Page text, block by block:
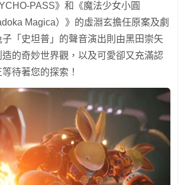
PASS》和《魔法少女小圓
Magica）》的虛淵玄擔任原案及劇
「史坦普」的聲音演出則由黑田崇矢
的奇妙世界觀，以及可愛卻又充滿認
待著您的探索！